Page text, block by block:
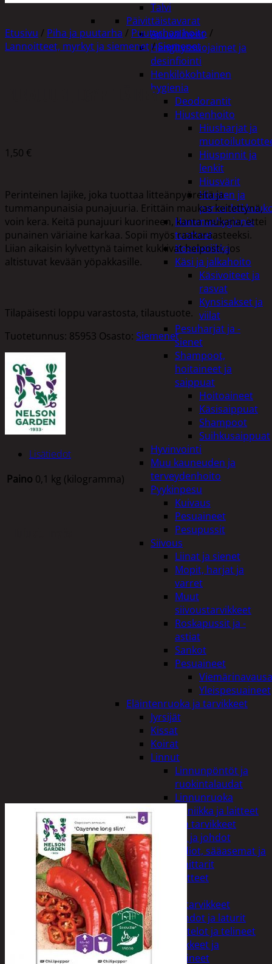
Talvi
Päivittäistavarat
Apuvälineet
Hengityssuojaimet ja
desinfiointi
Henkilökohtainen
hygienia
Deodorantit
Hiustenhoito
Hiusharjat ja
Hiuspinnit ja
lenkit
Hiusvärit
Hiusten ja
Hammashygienia
tuotteet
Kosmetiikka
Käsi ja jalkahoito
Käsivoiteet ja
rasvat
Kynsisakset ja
viilat
Pesuharjat ja -
sienet
Shampoot,
hoitaineet ja
saippuat
Hoitoaineet
Käsisaippuat
Shampoot
Suihkusaippuat
Hyvinvointi
Muu kauneuden ja
terveydenhoito
Pyykinpesu
Kuivaus
Pesuaineet
Pesupussit
Siivous
Liinat ja sienet
Mopit, harjat ja
varret
Muut
siivoustarvikkeet
Roskapussit ja -
astiat
Sankot
Pesuaineet
Yleispesuaineet
Eläintenruoka ja tarvikkeet
Jyrsijät
Kissat
Koirat
Linnut
Linnunpöntöt ja
ruokintalaudat
Linnunruoka
Kodin elektroniikka ja laitteet
Imurit ja tarvikkeet
Kaapelit ja johdot
Kelloradiot, sääasemat ja
lämpömittarit
Oheislaitteet
Paristot
Puhelintarvikkeet
Johdot ja laturit
Kotelot ja telineet
Tv-tarvikkeet ja
seinätelineet
Etusivu / Piha ja puutarha / Puutarhan hoito /
Lannoitteet, myrkyt ja siemenet/Siemenet
PUNAJUURI, EGYPTILÄINEN
1,50 €
Perinteinen lajike, joka tuottaa litteänpyöreitä ja
tummanpunaisia punajuuria. Erittäin maukas keitettynä,
voin kera. Keitä punajuuri kuorineen, kanta mukana, ettei
punainen väriaine karkaa. Sopii myös raakaraasteeksi.
Liian aikaisin kylvettynä taimet kukkivat helposti, jos
altistuvat kevään yöpakkasille.
Tilapäisesti loppu varastosta, tilaustuote.
Tuotetunnus: 85953 Osasto: Siemenet
Lisätiedot
Paino 0,1 kg (kilogramma)